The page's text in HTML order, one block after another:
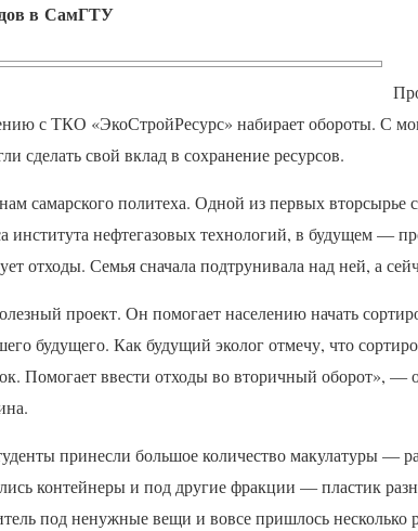
в СамГТУ
сТКО «ЭкоСтройРесурс» набирает обороты. С
сделать свой вклад в сохранение ресурсов.
самарского политеха. Одной из первых вторсырье
института нефтегазовых технологий, в будущем —
отходы. Семья сначала подтрунивала над ней, а
проект. Он помогает населению начать
будущего. Как будущий эколог отмечу, что
Помогает ввести отходы во вторичный оборот», —
принесли большое количество макулатуры —
контейнеры и под другие фракции — пластик
под ненужные вещи и вовсе пришлось несколько